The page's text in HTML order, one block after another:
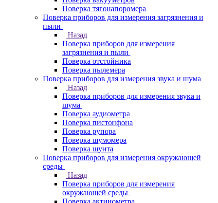
Поверка тягонапоромера
Поверка приборов для измерения загрязнения и
пыли
Назад
Поверка приборов для измерения
загрязнения и пыли
Поверка отстойника
Поверка пылемера
Поверка приборов для измерения звука и шума
Назад
Поверка приборов для измерения звука и
шума
Поверка аудиометра
Поверка пистонфона
Поверка рупора
Поверка шумомера
Поверка шунта
Поверка приборов для измерения окружающей
среды
Назад
Поверка приборов для измерения
окружающей среды
Поверка актинометра